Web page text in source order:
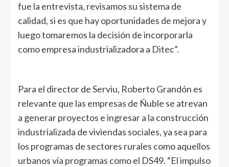
fue la entrevista, revisamos su sistema de
calidad, si es que hay oportunidades de mejora y
luego tomaremos la decisión de incorporarla
como empresa industrializadora a Ditec”.
Para el director de Serviu, Roberto Grandón es
relevante que las empresas de Ñuble se atrevan
a generar proyectos e ingresar a la construcción
industrializada de viviendas sociales, ya sea para
los programas de sectores rurales como aquellos
urbanos vía programas como el DS49. “El impulso